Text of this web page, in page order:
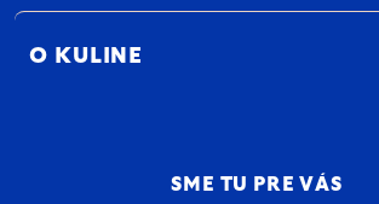
O KULINE
SME TU PRE VÁS